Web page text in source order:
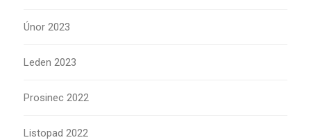
Únor 2023
Leden 2023
Prosinec 2022
Listopad 2022